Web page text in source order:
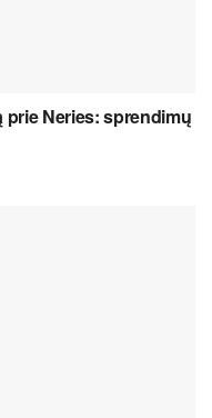
Neries: sprendimų